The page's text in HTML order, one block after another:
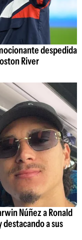
despedida
River
Núñez a Ronald
a sus